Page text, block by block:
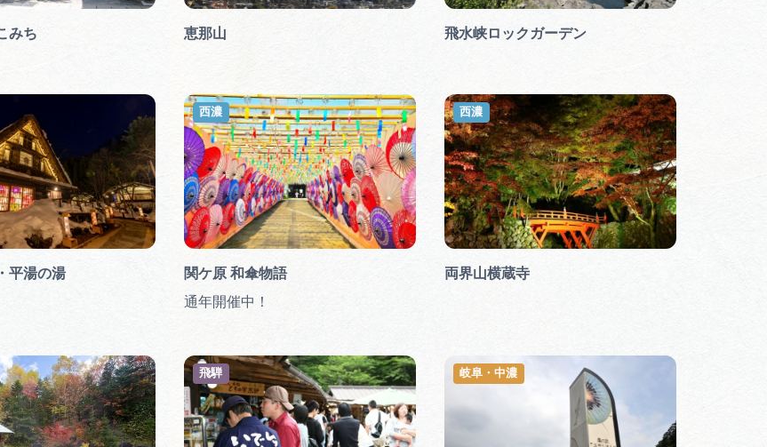
みち 恵那山 飛水峡ロックガーデン
平湯の湯 関ケ原 和傘物語
西濃
通年開催中！
両界山横蔵寺
西濃
飛騨 岐阜・中濃